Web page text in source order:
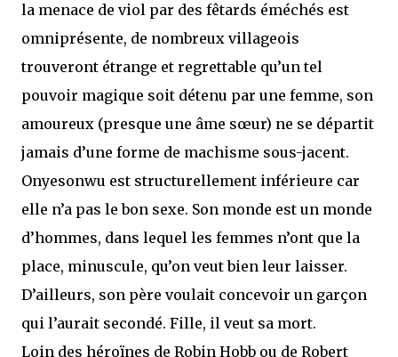
la menace de viol par des fêtards éméchés est
omniprésente, de nombreux villageois
trouveront étrange et regrettable qu’un tel
pouvoir magique soit détenu par une femme, son
amoureux (presque une âme sœur) ne se départit
jamais d’une forme de machisme sous-jacent.
Onyesonwu est structurellement inférieure car
elle n’a pas le bon sexe. Son monde est un monde
d’hommes, dans lequel les femmes n’ont que la
place, minuscule, qu’on veut bien leur laisser.
D’ailleurs, son père voulait concevoir un garçon
qui l’aurait secondé. Fille, il veut sa mort.
Loin des héroïnes de Robin Hobb ou de Robert